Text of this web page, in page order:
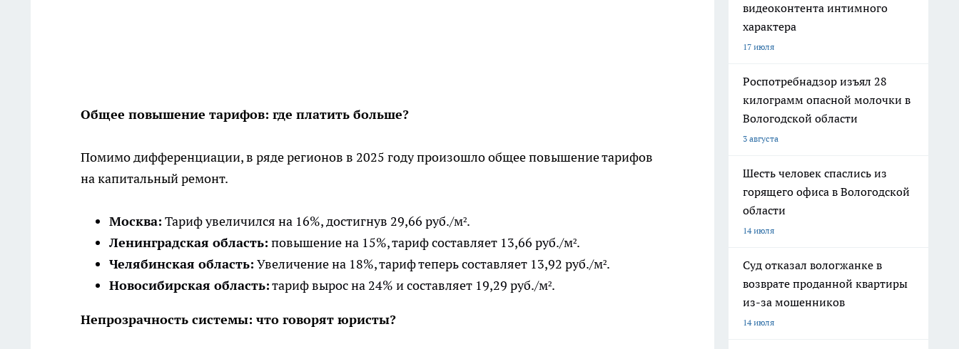
Общее повышение тарифов: где платить больше?
Помимо дифференциации, в ряде регионов в 2025 году произошло общее повышение тарифов
на капитальный ремонт.
Москва: Тариф увеличился на 16%, достигнув 29,66 руб./м².
Ленинградская область: повышение на 15%, тариф составляет 13,66 руб./м².
Челябинская область: Увеличение на 18%, тариф теперь составляет 13,92 руб./м².
Новосибирская область:тариф вырос на 24% и составляет 19,29 руб./м².
Непрозрачность системы: что говорят юристы?
видеоконтента интимного
характера
17 июля
Роспотребнадзор изъял 28
килограмм опасной молочки в
Вологодской области
3 августа
Шесть человек спаслись из
горящего офиса в Вологодской
области
14 июля
Суд отказал вологжанке в
возврате проданной квартиры
из-за мошенников
14 июля